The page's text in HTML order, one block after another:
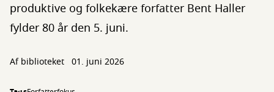
produktive og folkekære forfatter Bent Haller
fylder 80 år den 5. juni.
Af biblioteket 01. juni 2026